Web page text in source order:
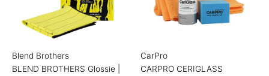
Blend Brothers
BLEND BROTHERS Glossie |
CarPro
CARPRO CERIGLASS